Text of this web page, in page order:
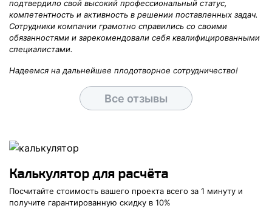
подтвердило свой высокий профессиональный статус,
компетентность и активность в решении поставленных задач.
Сотрудники компании грамотно справились со своими
обязанностями и зарекомендовали себя квалифицированными
специалистами.
Надеемся на дальнейшее плодотворное сотрудничество!
Все отзывы
Калькулятор для расчёта
Посчитайте стоимость вашего проекта всего за 1 минуту и
получите гарантированную скидку в 10%